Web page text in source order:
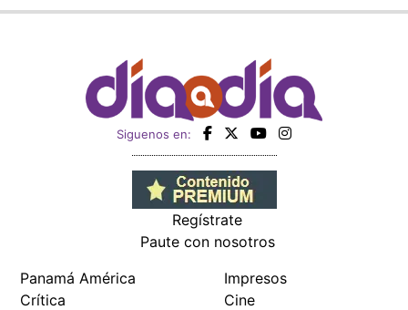
Siguenos en:
Regístrate
Paute con nosotros
Panamá América
Crítica
Impresos
Cine